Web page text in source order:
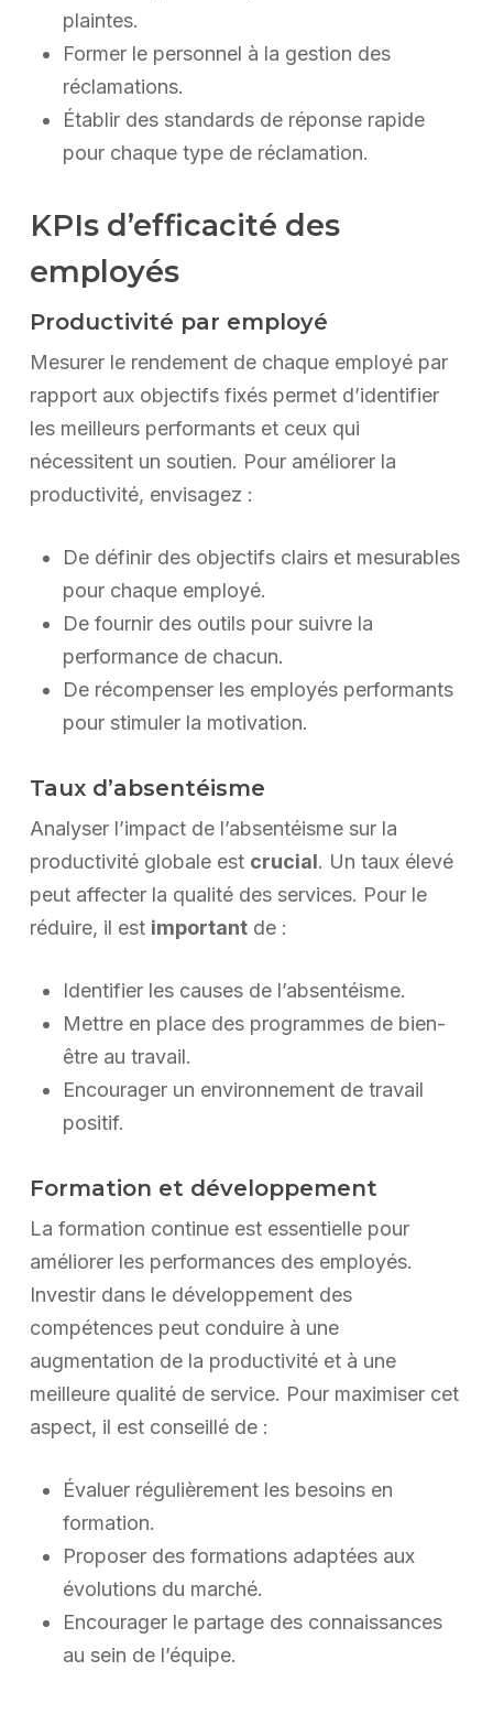
plaintes.
Former le personnel à la gestion des
réclamations.
Établir des standards de réponse rapide
pour chaque type de réclamation.
KPIs d’efficacité des
employés
Productivité par employé
Mesurer le rendement de chaque employé par
rapport aux objectifs fixés permet d’identifier
les meilleurs performants et ceux qui
nécessitent un soutien. Pour améliorer la
productivité, envisagez :
De définir des objectifs clairs et mesurables
pour chaque employé.
De fournir des outils pour suivre la
performance de chacun.
De récompenser les employés performants
pour stimuler la motivation.
Taux d’absentéisme
Analyser l’impact de l’absentéisme sur la
productivité globale est crucial. Un taux élevé
peut affecter la qualité des services. Pour le
réduire, il est importantde :
Identifier les causes de l’absentéisme.
Mettre en place des programmes de bien-
être au travail.
Encourager un environnement de travail
positif.
Formation et développement
La formation continue est essentielle pour
améliorer les performances des employés.
Investir dans le développement des
compétences peut conduire à une
augmentation de la productivité et à une
meilleure qualité de service. Pour maximiser cet
aspect, il est conseillé de :
Évaluer régulièrement les besoins en
formation.
Proposer des formations adaptées aux
évolutions du marché.
Encourager le partage des connaissances
au sein de l’équipe.